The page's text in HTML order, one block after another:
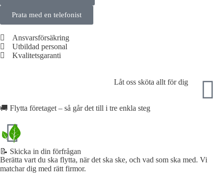
Prata med en telefonist
Ansvarsförsäkring
Utbildad personal
Kvalitetsgaranti
Låt oss sköta allt för dig
🚚 Flytta företaget – så går det till i tre enkla steg
📝 Skicka in din förfrågan​
Berätta vart du ska flytta, när det ska ske, och vad som ska med. Vi
matchar dig med rätt firmor.